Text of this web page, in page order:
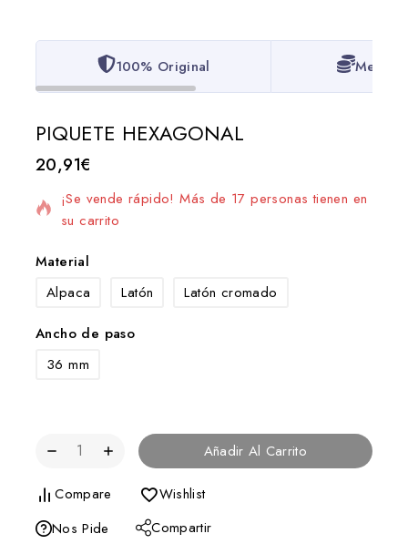
100% Original Mejor
PIQUETE HEXAGONAL
20,91€
4 productos vendidos en las últimas 19 horas
¡Se vende rápido! Más de 17 personas tienen en
su carrito
Material
Alpaca
Latón Latón cromado
Ancho de paso
36 mm
Añadir Al Carrito
Compare
Wishlist
Nos Pide
Compartir